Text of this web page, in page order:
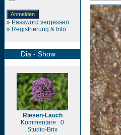
» Password vergessen
» Registrierung & Info
Dia - Show
Riesen-Lauch
Kommentare : 0
Studio-Brix